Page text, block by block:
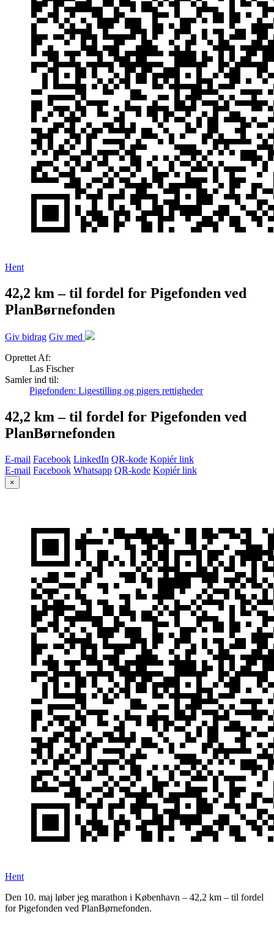
Hent
42,2 km – til fordel for Pigefonden ved
PlanBørnefonden
Giv bidrag Giv med
Oprettet Af:
Las Fischer
Samler ind til:
Pigefonden: Ligestilling og pigers rettigheder
42,2 km – til fordel for Pigefonden ved
PlanBørnefonden
E-mail Facebook LinkedIn QR-kode Kopiér link
E-mail Facebook Whatsapp QR-kode Kopiér link
×
Hent
Den 10. maj løber jeg marathon i København – 42,2 km – til fordel
for Pigefonden ved PlanBørnefonden.